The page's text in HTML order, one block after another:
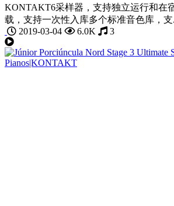
KONTAKT6采样器，支持独立运行和在
载，支持一次性入库多个标准音色库，支
2019-03-04
6.0K 3